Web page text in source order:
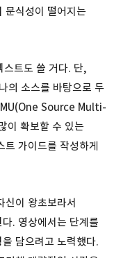
문식성이 떨어지는
스트도 쓸 거다. 단,
의 소스를 바탕으로 두
Source Multi-
이 확보할 수 있는
가이드를 작성하게
이 왕초보라서
. 영상에서는 단계를
담으려고 노력했다.